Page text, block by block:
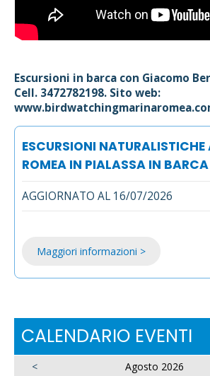
Escursioni in barca con Giacomo
Cell. 3472782198. Sito web:
ESCURSIONI
ROMEA IN PIALASSA IN BARCA
AGGIORNATO AL 16/07/2026
Maggiori informazioni >
CALENDARIO EVENTI
< Agosto 2026